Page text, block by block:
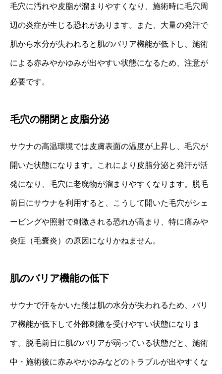
毛穴に汚れや皮脂が溜まりやすくなり、施術時に毛穴周
辺の炎症が生じる恐れがあります。また、大量の発汗で
肌から水分が失われると肌のバリア機能が低下し、施術
による赤みやかゆみが出やすい状態になるため、注意が
必要です。
毛穴の開閉と皮脂分泌
サウナの高温環境では皮膚表面の温度が上昇し、毛穴が
開いた状態になります。これにより皮脂分泌と発汗が活
発になり、毛穴に老廃物が溜まりやすくなります。脱毛
前日にサウナを利用すると、こうして開いた毛穴がシェ
ービングや照射で刺激される恐れが高まり、特に痛みや
炎症（毛嚢炎）の原因になりかねません。
肌のバリア機能の低下
サウナで汗をかいた後は肌の水分が失われるため、バリ
ア機能が低下して外部刺激を受けやすい状態になりま
す。脱毛前日に肌のバリアが弱っている状態だと、施術
中・施術後に赤みやかゆみなどのトラブルが出やすくな